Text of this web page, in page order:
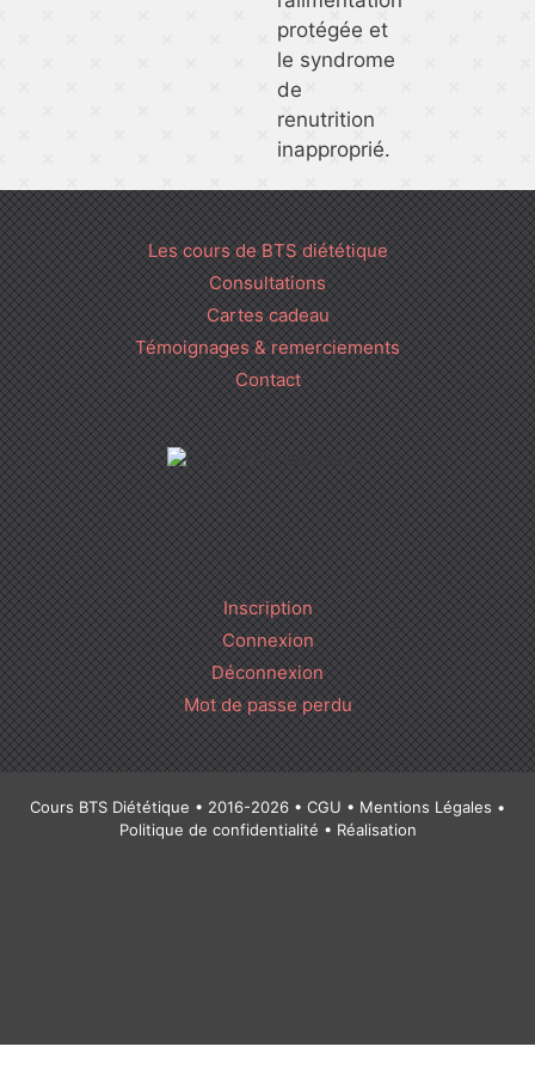
protégée et
le syndrome
de
renutrition
inapproprié.
Les cours de BTS diététique
Consultations
Cartes cadeau
Témoignages & remerciements
Contact
Inscription
Connexion
Déconnexion
Mot de passe perdu
Cours BTS Diététique • 2016-2026 • CGU • Mentions Légales •
Politique de confidentialité • Réalisation